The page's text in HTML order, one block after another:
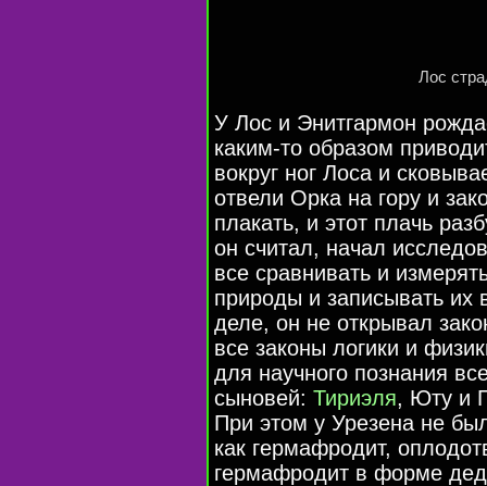
Лос
У Лос и Энитгармон
каким-то образом
вокруг ног Лоса и
отвели Орка на гору и
плакать, и этот плачь
он считал, начал
все сравнивать и
природы и записывать их
деле, он не открывал
все законы логики и
для научного познания
сыновей: Тириэля, Юту и
При этом у Урезена не
как гермафродит,
гермафродит в форме